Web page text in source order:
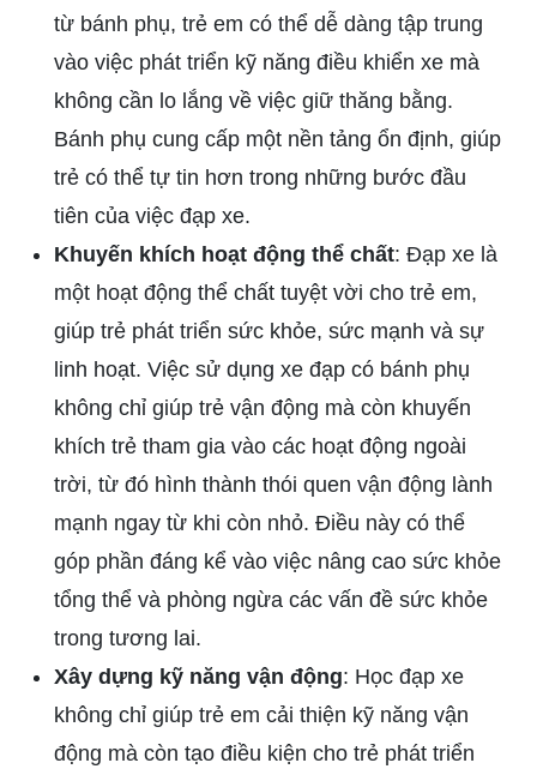
từ bánh phụ, trẻ em có thể dễ dàng tập trung
vào việc phát triển kỹ năng điều khiển xe mà
không cần lo lắng về việc giữ thăng bằng.
Bánh phụ cung cấp một nền tảng ổn định, giúp
trẻ có thể tự tin hơn trong những bước đầu
tiên của việc đạp xe.
Khuyến khích hoạt động thể chất: Đạp xe là
một hoạt động thể chất tuyệt vời cho trẻ em,
giúp trẻ phát triển sức khỏe, sức mạnh và sự
linh hoạt. Việc sử dụng xe đạp có bánh phụ
không chỉ giúp trẻ vận động mà còn khuyến
khích trẻ tham gia vào các hoạt động ngoài
trời, từ đó hình thành thói quen vận động lành
mạnh ngay từ khi còn nhỏ. Điều này có thể
góp phần đáng kể vào việc nâng cao sức khỏe
tổng thể và phòng ngừa các vấn đề sức khỏe
trong tương lai.
Xây dựng kỹ năng vận động: Học đạp xe
không chỉ giúp trẻ em cải thiện kỹ năng vận
động mà còn tạo điều kiện cho trẻ phát triển